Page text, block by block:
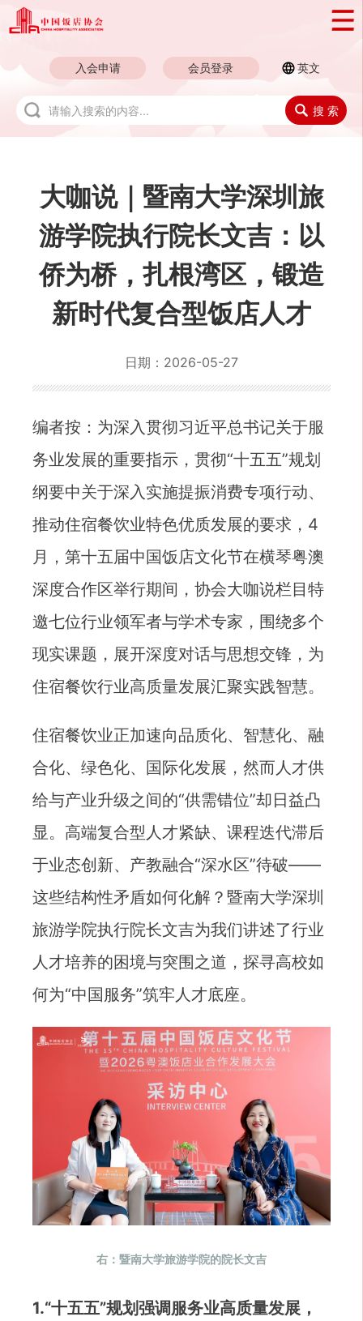
入会申请 会员登录 英文
搜 索
大咖说｜暨南大学深圳旅
游学院执行院长文吉：以
侨为桥，扎根湾区，锻造
新时代复合型饭店人才
日期： 2026-05-27
编者按：为深入贯彻习近平总书记关于服
务业发展的重要指示，贯彻“十五五”规划
纲要中关于深入实施提振消费专项行动、
推动住宿餐饮业特色优质发展的要求，4
月，第十五届中国饭店文化节在横琴粤澳
深度合作区举行期间，协会大咖说栏目特
邀七位行业领军者与学术专家，围绕多个
现实课题，展开深度对话与思想交锋，为
住宿餐饮行业高质量发展汇聚实践智慧。
住宿餐饮业正加速向品质化、智慧化、融
合化、绿色化、国际化发展，然而人才供
给与产业升级之间的“供需错位”却日益凸
显。高端复合型人才紧缺、课程迭代滞后
于业态创新、产教融合“深水区”待破——
这些结构性矛盾如何化解？暨南大学深圳
旅游学院执行院长文吉为我们讲述了行业
人才培养的困境与突围之道，探寻高校如
何为“中国服务”筑牢人才底座。
右：暨南大学旅游学院的院长文吉
1.“十五五”规划强调服务业高质量发展，